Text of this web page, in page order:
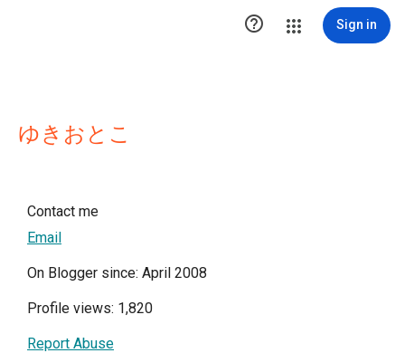
 Sign in
ゆきおとこ
Contact me
Email
On Blogger since: April 2008
Profile views: 1,820
Report Abuse